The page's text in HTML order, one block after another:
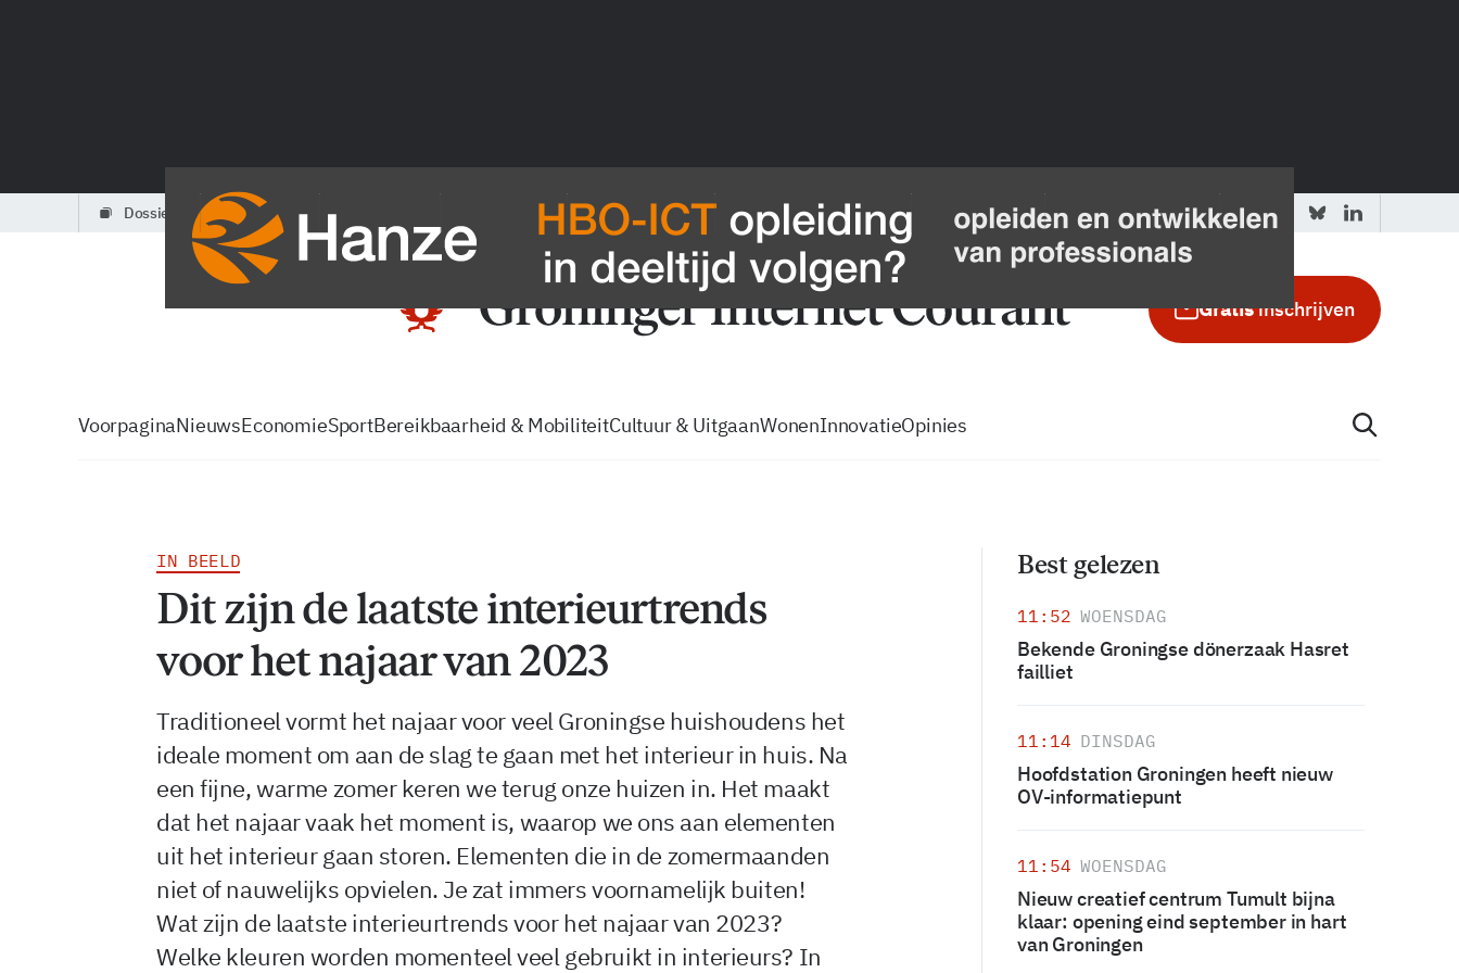
dossiers partners vacatures zo volg je de GIC Tip de redactie Adverteren in de GIC
Gratisinschrijven
VoorpaginaNieuwsEconomieSportBereikbaarheid & MobiliteitCultuur & UitgaanWonenInnovatieOpinies
IN BEELD
Dit zijn de laatste interieurtrends
voor het najaar van 2023
Traditioneel vormt het najaar voor veel Groningse huishoudens het
ideale moment om aan de slag te gaan met het interieur in huis. Na
een fijne, warme zomer keren we terug onze huizen in. Het maakt
dat het najaar vaak het moment is, waarop we ons aan elementen
uit het interieur gaan storen. Elementen die in de zomermaanden
niet of nauwelijks opvielen. Je zat immers voornamelijk buiten!
Wat zijn de laatste interieurtrends voor het najaar van 2023?
Welke kleuren worden momenteel veel gebruikt in interieurs? In
Best gelezen
11:52 WOENSDAG
Bekende Groningse dönerzaak Hasret
failliet
11:14 DINSDAG
Hoofdstation Groningen heeft nieuw
OV-informatiepunt
11:54 WOENSDAG
Nieuw creatief centrum Tumult bijna
klaar: opening eind september in hart
van Groningen